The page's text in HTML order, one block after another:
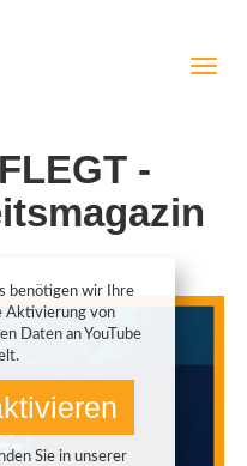
-
benötigen wir Ihre
Aktivierung von
Daten an YouTube
Sie in unserer